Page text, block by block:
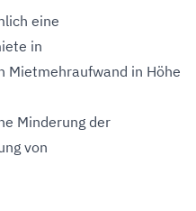
eine
in
Mietmehraufwand in Höhe
Minderung der
von